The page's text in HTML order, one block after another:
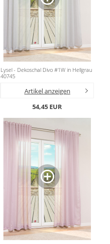
Lysel - Dekoschal Divo #1W in Hellgrau
40745
Artikel anzeigen
54,45 EUR